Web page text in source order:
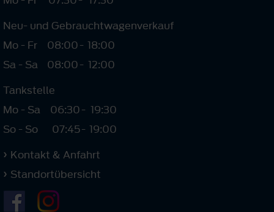
Neu- und Gebrauchtwagenverkauf
Mo - Fr
08:00- 18:00
Sa - Sa
08:00- 12:00
Tankstelle
Mo - Sa
06:30- 19:30
So - So
07:45- 19:00
Kontakt & Anfahrt
Standortübersicht